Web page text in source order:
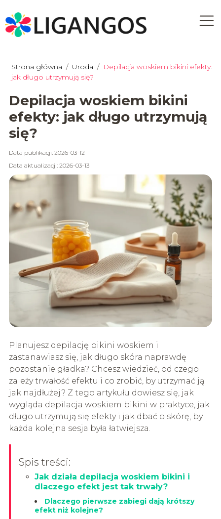
Strona główna / Uroda / Depilacja woskiem bikini efekty:
jak długo utrzymują się?
Depilacja woskiem bikini
efekty: jak długo utrzymują
się?
Data publikacji: 2026-03-12
Data aktualizacji: 2026-03-13
Planujesz depilację bikini woskiem i
zastanawiasz się, jak długo skóra naprawdę
pozostanie gładka? Chcesz wiedzieć, od czego
zależy trwałość efektu i co zrobić, by utrzymać ją
jak najdłużej? Z tego artykułu dowiesz się, jak
wygląda depilacja woskiem bikini w praktyce, jak
długo utrzymują się efekty i jak dbać o skórę, by
każda kolejna sesja była łatwiejsza.
Spis treści:
Jak działa depilacja woskiem bikini i
dlaczego efekt jest tak trwały?
Dlaczego pierwsze zabiegi dają krótszy
efekt niż kolejne?